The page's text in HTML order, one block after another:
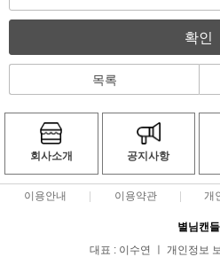
확인
목록
회사소개 공지사항
이용안내 이용약관 개
별님캔들
대표 : 이수연 ㅣ 개인정보